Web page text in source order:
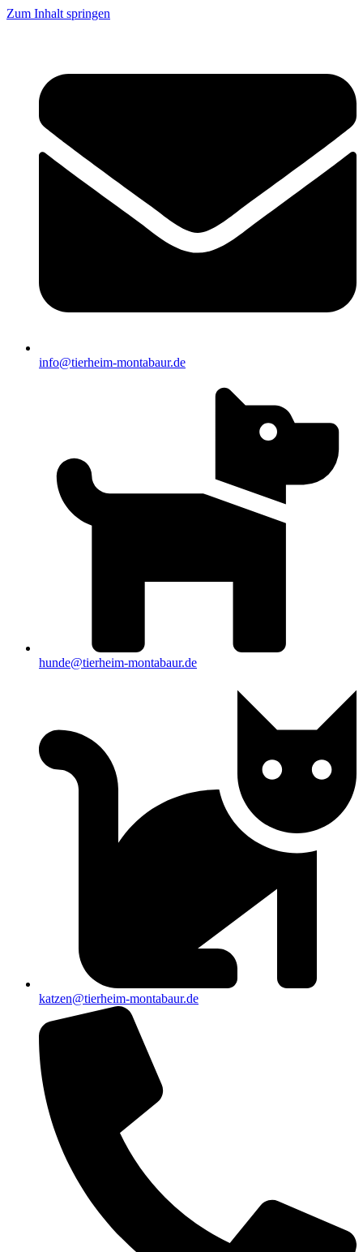
Zum Inhalt springen
info@tierheim-montabaur.de
hunde@tierheim-montabaur.de
katzen@tierheim-montabaur.de